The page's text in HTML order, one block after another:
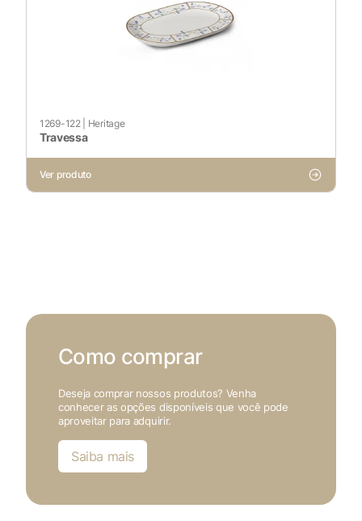
1269-122| Heritage
Travessa
Ver produto
Como comprar
Deseja comprar nossos produtos? Venha
conhecer as opções disponíveis que você pode
aproveitar para adquirir.
Saiba mais